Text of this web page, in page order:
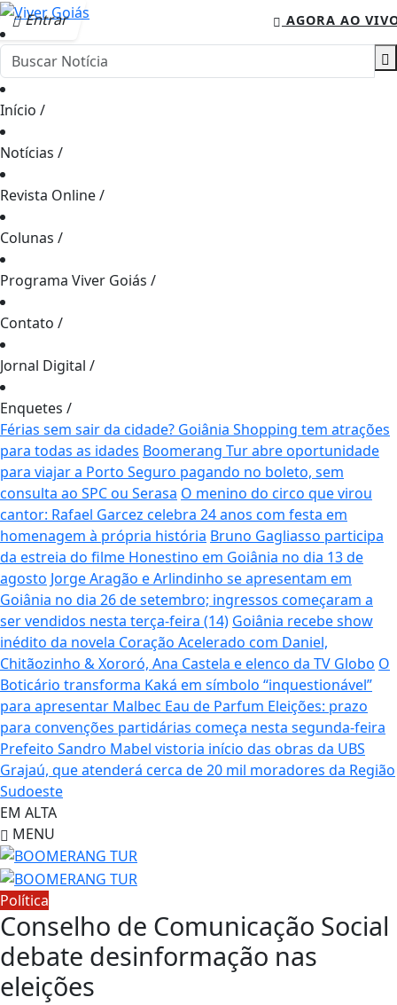
Entrar AGORA AO
Início /
Notícias /
Revista Online/
Colunas /
Programa Viver Goiás /
Contato /
Jornal Digital /
Enquetes /
Férias sem sair da cidade? Goiânia Shopping tem atrações
para todas as idades Boomerang Tur abre oportunidade
para viajar a Porto Seguro pagando no boleto, sem
consulta ao SPC ou Serasa O menino do circo que virou
cantor: Rafael Garcez celebra 24 anos com festa em
homenagem à própria história Bruno Gagliasso participa
da estreia do filme Honestino em Goiânia no dia 13 de
agosto Jorge Aragão e Arlindinho se apresentam em
Goiânia no dia 26 de setembro; ingressos começaram a
ser vendidos nesta terça-feira (14) Goiânia recebe show
inédito da novela Coração Acelerado com Daniel,
Chitãozinho & Xororó, Ana Castela e elenco da TV Globo O
Boticário transforma Kaká em símbolo “inquestionável”
para apresentar Malbec Eau de Parfum Eleições: prazo
para convenções partidárias começa nesta segunda-feira
Prefeito Sandro Mabel vistoria início das obras da UBS
Grajaú, que atenderá cerca de 20 mil moradores da Região
Sudoeste
EM ALTA
MENU
Política
Conselho de Comunicação Social
debate desinformação nas
eleições